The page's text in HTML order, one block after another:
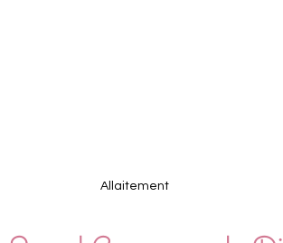
Allaitement